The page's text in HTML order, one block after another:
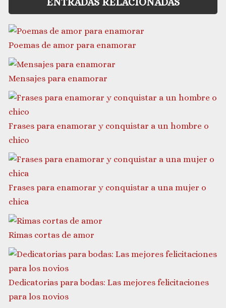
Poemas de amor para enamorar
Mensajes para enamorar
Frases para enamorar y conquistar a un hombre o
chico
Frases para enamorar y conquistar a una mujer o
chica
Rimas cortas de amor
Dedicatorias para bodas: Las mejores felicitaciones
para los novios